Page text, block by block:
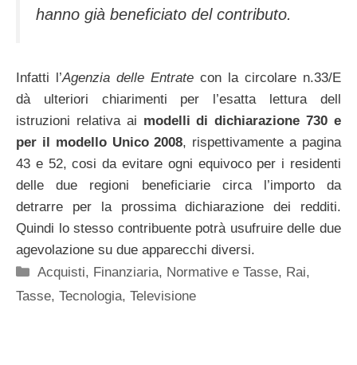
hanno già beneficiato del contributo.
Infatti l’Agenzia delle Entrate con la circolare n.33/E
dà ulteriori chiarimenti per l’esatta lettura dell
istruzioni relativa ai modelli di dichiarazione 730 e
per il modello Unico 2008, rispettivamente a pagina
43 e 52, cosi da evitare ogni equivoco per i residenti
delle due regioni beneficiarie circa l’importo da
detrarre per la prossima dichiarazione dei redditi.
Quindi lo stesso contribuente potrà usufruire delle due
agevolazione su due apparecchi diversi.
Categorie
Acquisti, Finanziaria, Normative e Tasse, Rai,
Tasse, Tecnologia, Televisione